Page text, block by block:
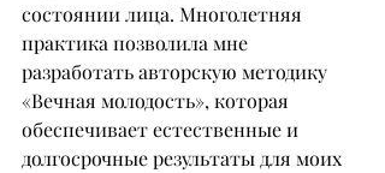
состоянии лица. Многолетняя
практика позволила мне
разработать авторскую методику
«Вечная молодость», которая
обеспечивает естественные и
долгосрочные результаты для моих